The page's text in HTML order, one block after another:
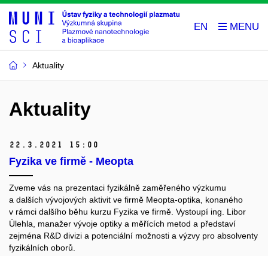
EN
Aktuality
Aktuality
22. 3. 2021 15:00
Fyzika ve firmě - Meopta
Zveme vás na prezentaci fyzikálně zaměřeného výzkumu
a dalších vývojových aktivit ve firmě Meopta-optika, konaného
v rámci dalšího běhu kurzu Fyzika ve firmě. Vystoupí ing. Libor
Úlehla, manažer vývoje optiky a měřících metod a představí
zejména R&D divizi a potenciální možnosti a výzvy pro absolventy
fyzikálních oborů.